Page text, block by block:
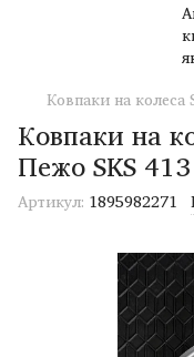
Ковпаки на колеса
Ковпаки на
Пежо SKS 413
Артикул: 1895982271